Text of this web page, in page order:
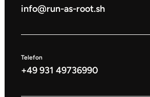
info@run-as-root.sh
Telefon
+49 931 49736990